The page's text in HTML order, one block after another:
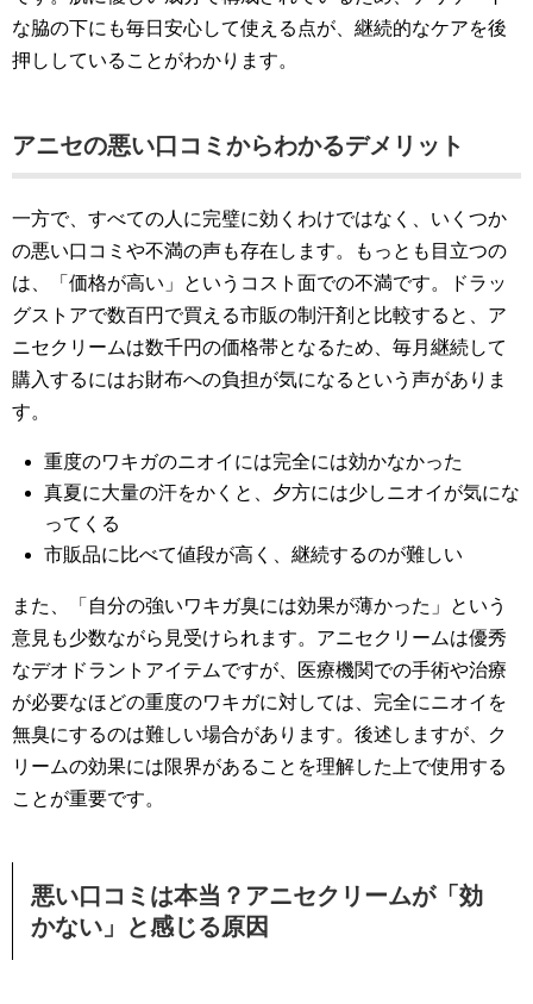
な脇の下にも毎日安心して使える点が、継続的なケアを後
押ししていることがわかります。
アニセの悪い口コミからわかるデメリット
一方で、すべての人に完璧に効くわけではなく、いくつか
の悪い口コミや不満の声も存在します。もっとも目立つの
は、「価格が高い」というコスト面での不満です。ドラッ
グストアで数百円で買える市販の制汗剤と比較すると、ア
ニセクリームは数千円の価格帯となるため、毎月継続して
購入するにはお財布への負担が気になるという声がありま
す。
重度のワキガのニオイには完全には効かなかった
真夏に大量の汗をかくと、夕方には少しニオイが気にな
ってくる
市販品に比べて値段が高く、継続するのが難しい
また、「自分の強いワキガ臭には効果が薄かった」という
意見も少数ながら見受けられます。アニセクリームは優秀
なデオドラントアイテムですが、医療機関での手術や治療
が必要なほどの重度のワキガに対しては、完全にニオイを
無臭にするのは難しい場合があります。後述しますが、ク
リームの効果には限界があることを理解した上で使用する
ことが重要です。
悪い口コミは本当？アニセクリームが「効
かない」と感じる原因